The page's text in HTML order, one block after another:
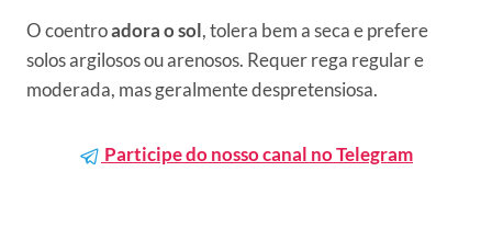
O coentroadora o sol, tolera bem a seca e prefere
solos argilosos ou arenosos. Requer rega regular e
moderada, mas geralmente despretensiosa.
Participe do nosso canal no Telegram